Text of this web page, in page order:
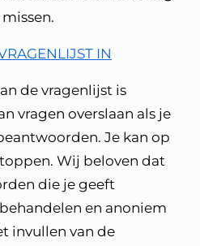
IN
de vragenlijst is
vragen overslaan als je
Je kan op
Wij beloven dat
die je geeft
en anoniem
invullen van de